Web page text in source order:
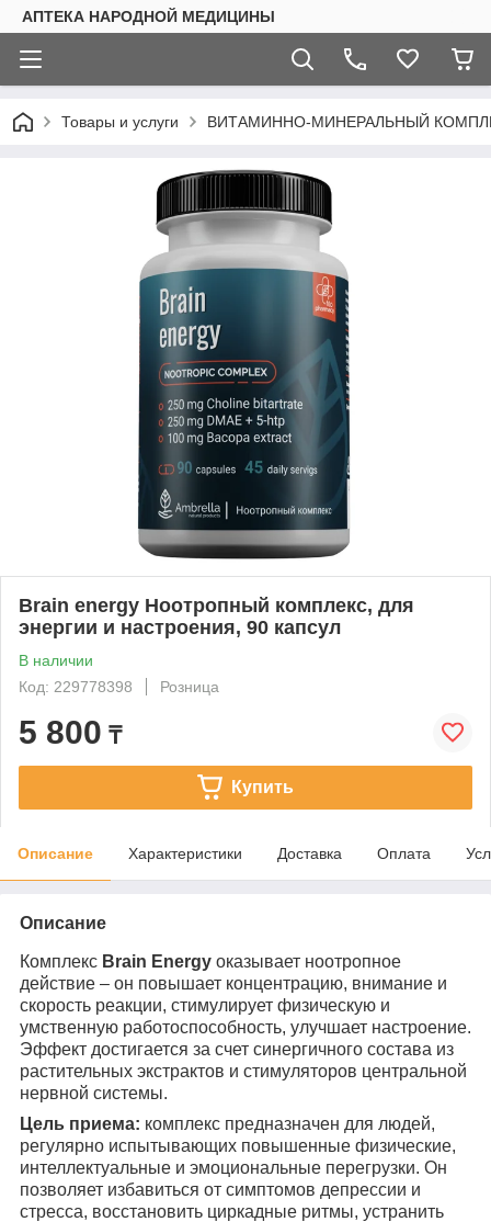
АПТЕКА НАРОДНОЙ МЕДИЦИНЫ
Товары и услуги ВИТАМИННО-МИНЕРАЛЬНЫЙ
Brain energy Ноотропный комплекс, для
энергии и настроения, 90 капсул
В наличии
Код: 229778398
Розница
5 800 ₸
Купить
Описание Характеристики Доставка Оплата
Описание
Комплекс Brain Energy оказывает ноотропное
действие – он повышает концентрацию, внимание и
скорость реакции, стимулирует физическую и
умственную работоспособность, улучшает настроение.
Эффект достигается за счет синергичного состава из
растительных экстрактов и стимуляторов центральной
нервной системы.
Цель приема: комплекс предназначен для людей,
регулярно испытывающих повышенные физические,
интеллектуальные и эмоциональные перегрузки. Он
позволяет избавиться от симптомов депрессии и
стресса, восстановить циркадные ритмы, устранить